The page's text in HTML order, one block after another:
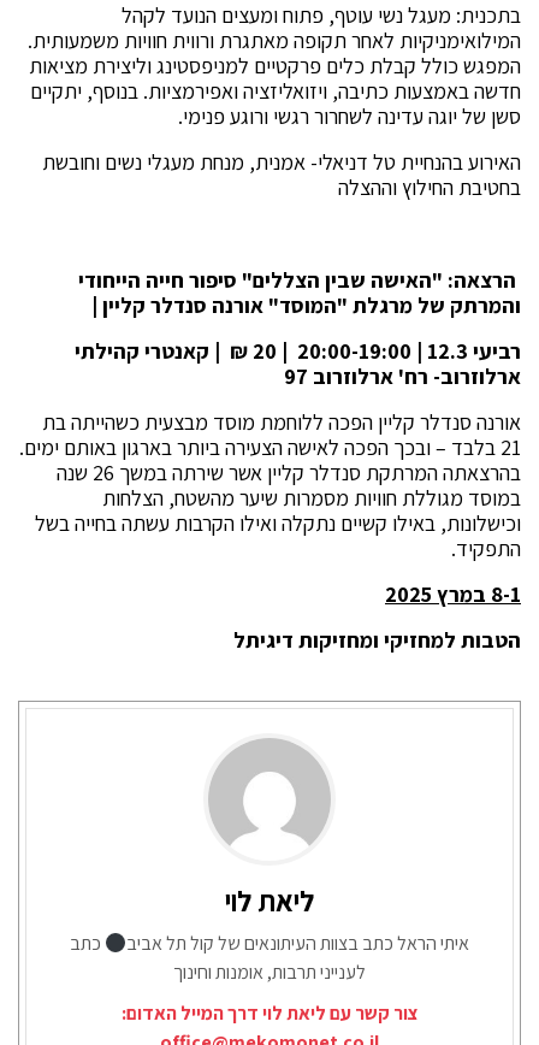
בתכנית: מעגל נשי עוטף, פתוח ומעצים הנועד לקהל
המילואימניקיות לאחר תקופה מאתגרת ורווית חוויות משמעותית.
המפגש כולל קבלת כלים פרקטיים למניפסטינג וליצירת מציאות
חדשה באמצעות כתיבה, ויזואליזציה ואפירמציות. בנוסף, יתקיים
סשן של יוגה עדינה לשחרור רגשי ורוגע פנימי.
האירוע בהנחיית טל דניאלי- אמנית, מנחת מעגלי נשים וחובשת
בחטיבת החילוץ וההצלה
הרצאה: "האישה שבין הצללים" סיפור חייה הייחודי
והמרתק של מרגלת "המוסד" אורנה סנדלר קליין |
רביעי 12.3
| 20:00-19:00 | 20 ₪ | קאנטרי קהילתי
ארלוזרוב- רח' ארלוזרוב 97
אורנה סנדלר קליין הפכה ללוחמת מוסד מבצעית כשהייתה בת
21 בלבד – ובכך הפכה לאישה הצעירה ביותר בארגון באותם ימים.
בהרצאתה המרתקת סנדלר קליין אשר שירתה במשך 26 שנה
במוסד מגוללת חוויות מסמרות שיער מהשטח, הצלחות
וכישלונות, באילו קשיים נתקלה ואילו הקרבות עשתה בחייה בשל
התפקיד.
8-1 במרץ 2025
הטבות למחזיקי ומחזיקות דיגיתל
ליאת לוי
איתי הראל כתב בצוות העיתונאים של קול תל אביב
כתב
לענייני תרבות, אומנות וחינוך
צור קשר עם ליאת לוי דרך המייל האדום: